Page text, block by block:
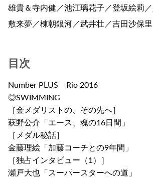
雄貴＆寺内健／池江璃花子／登坂絵莉
敷来夢／棟朝銀河／武井壮／吉田沙保里
目次
Number PLUS Rio 2016
◎SWIMMING
［金メダリストの、その先へ］
萩野公介「エース、魂の16日間」
［メダル秘話］
金藤理絵「加藤コーチとの9年間」
［独占インタビュー（1）］
瀬戸大也「スーパースターへの道」